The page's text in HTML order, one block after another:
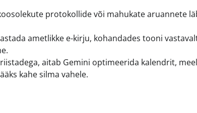
protokollide või mahukate aruannete
ametlikke e-kirju, kohandades tooni
aitab Gemini optimeerida kalendrit,
kahe silma vahele.